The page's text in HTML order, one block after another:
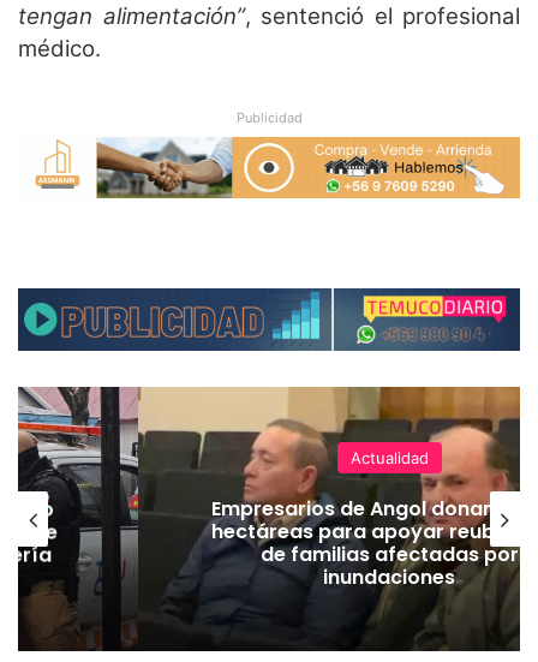
tengan alimentación”, sentenció el profesional
médico.
Publicidad
de
Actualidad
Empresarios de Angol donan
hectáreas para apoyar
de familias afectadas por
inundaciones